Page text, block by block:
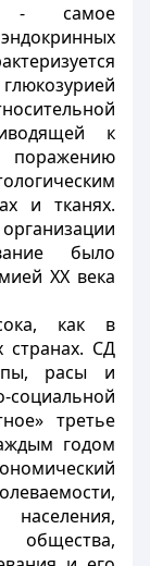
- самое
к
и тканях.
было
XX века
как в
странах. СД
расы и
третье
годом